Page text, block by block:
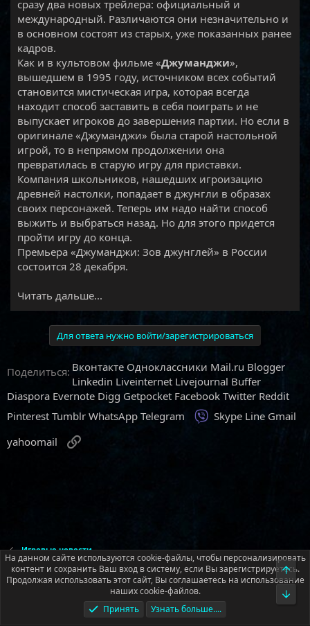
сразу два новых трейлера: официальный и
международный. Различаются они незначительно и
в основном состоят из старых, уже показанных ранее
кадров.
Как и в культовом фильме «Джуманджи»,
вышедшем в 1995 году, источником всех событий
становится мистическая игра, которая всегда
находит способ заставить в себя поиграть и не
выпускает игроков до завершения партии. Но если в
оригинале «Джуманджи» была старой настольной
игрой, то в непрямом продолжении она
превратилась в старую игру для приставки.
Компания школьников, нашедших игроизацию
древней настолки, попадает в джунгли в образах
своих персонажей. Теперь им надо найти способ
выжить и выбраться назад. Но для этого придется
пройти игру до конца.
Премьера «Джуманджи: Зов джунглей» в России
состоится 28 декабря.​
Читать дальше...
Для ответа нужно войти/зарегистрироваться
Поделиться: Вконтакте Одноклассники Mail.ru Blogger
Linkedin Liveinternet Livejournal Buffer
Diaspora Evernote Digg Getpocket Facebook Twitter Reddit
Pinterest Tumblr WhatsApp Telegram Viber
Skype Line Gmail
yahoomail
Игровые новости
Русский (RU)
Условия и правила
Политика конфиденциальности
Помощь
На данном сайте используются cookie-файлы, чтобы персонализировать
контент и сохранить Ваш вход в систему, если Вы зарегистрируетесь.
Продолжая использовать этот сайт, Вы соглашаетесь на использование
наших cookie-файлов.
Принять
Узнать больше....
Верх
Низ